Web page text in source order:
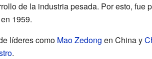
de la industria pesada. Por esto, fue
1959.
líderes como Mao Zedong en China y
.